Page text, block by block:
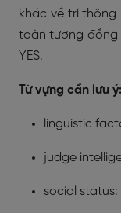
khác về trí thông
toàn tương đồng
YES.
Từ vựng cần lưu ý:
linguistic
judge
social status: